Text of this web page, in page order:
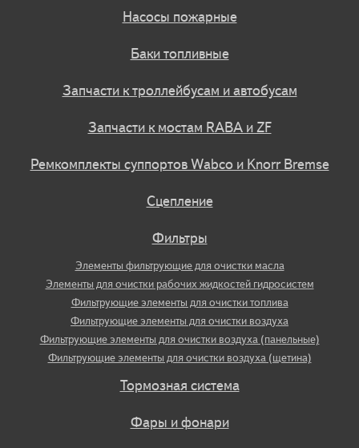
Насосы пожарные
Баки топливные
Запчасти к троллейбусам и автобусам
Запчасти к мостам RABA и ZF
Ремкомплекты суппортов Wabco и Knorr Bremse
Сцепление
Фильтры
Элементы фильтрующие для очистки масла
Элементы для очистки рабочих жидкостей гидросистем
Фильтрующие элементы для очистки топлива
Фильтрующие элементы для очистки воздуха
Фильтрующие элементы для очистки воздуха (панельные)
Фильтрующие элементы для очистки воздуха (щетина)
Тормозная система
Фары и фонари